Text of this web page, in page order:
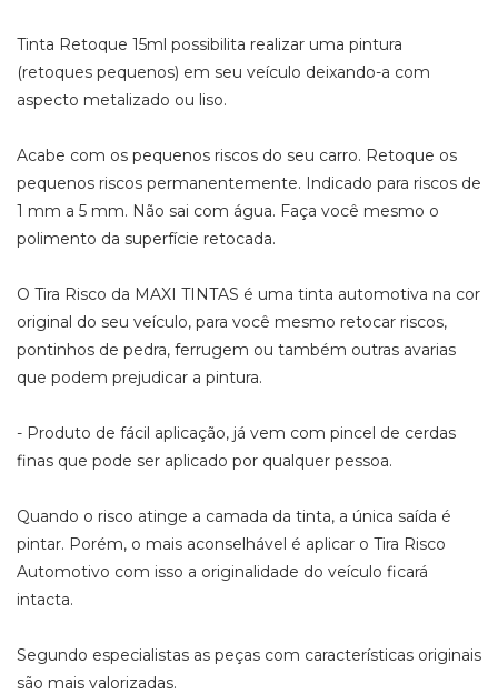
Tinta Retoque 15ml possibilita realizar uma pintura
(retoques pequenos) em seu veículo deixando-a com
aspecto metalizado ou liso.
Acabe com os pequenos riscos do seu carro. Retoque os
pequenos riscos permanentemente. Indicado para riscos de
1 mm a 5 mm. Não sai com água. Faça você mesmo o
polimento da superfície retocada.
O Tira Risco da MAXI TINTAS é uma tinta automotiva na cor
original do seu veículo, para você mesmo retocar riscos,
pontinhos de pedra, ferrugem ou também outras avarias
que podem prejudicar a pintura.
- Produto de fácil aplicação, já vem com pincel de cerdas
finas que pode ser aplicado por qualquer pessoa.
Quando o risco atinge a camada da tinta, a única saída é
pintar. Porém, o mais aconselhável é aplicar o Tira Risco
Automotivo com isso a originalidade do veículo ficará
intacta.
Segundo especialistas as peças com características originais
são mais valorizadas.